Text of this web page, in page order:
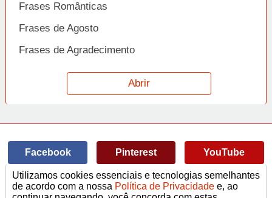
Frases Românticas
Frases de Agosto
Frases de Agradecimento
Frases de Amizade
Frases de Amor
Frases de Arrependimento
Frases de Atitude
Abrir
Facebook Pinterest YouTube
© Copyright 2014-2022A Frase.
Utilizamos cookies essenciais e tecnologias semelhantes
de acordo com a nossa Política de Privacidade e, ao